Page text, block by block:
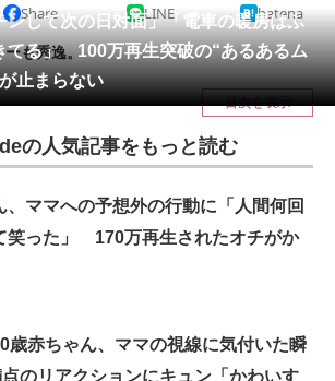
総合ページ
通す
新トレンド
イスの未来
のヒント
ンして次の日対面」「電車の暖房はふ
てる」 100万再生突破の“あるあるム
止まらない
Share LINE hatena
ーも秀逸。
目次を表示
の人気記事をもっと読む
、ママへの予想外の行動に「人間何回
笑った」 170万再生されたオチがか
歳赤ちゃん、ママの視線に気付いた瞬
リアクションにキュン「かわいす